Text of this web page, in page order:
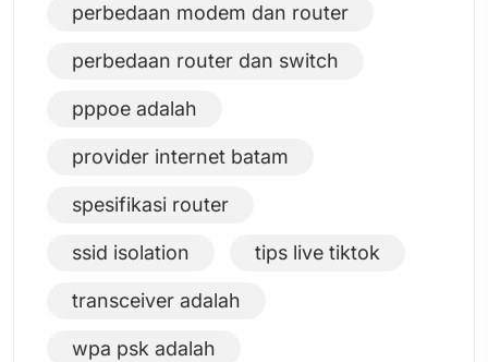
perbedaan modem dan router
perbedaan router dan switch
pppoe adalah
provider internet batam
spesifikasi router
ssid isolation tips live tiktok
transceiver adalah
wpa psk adalah